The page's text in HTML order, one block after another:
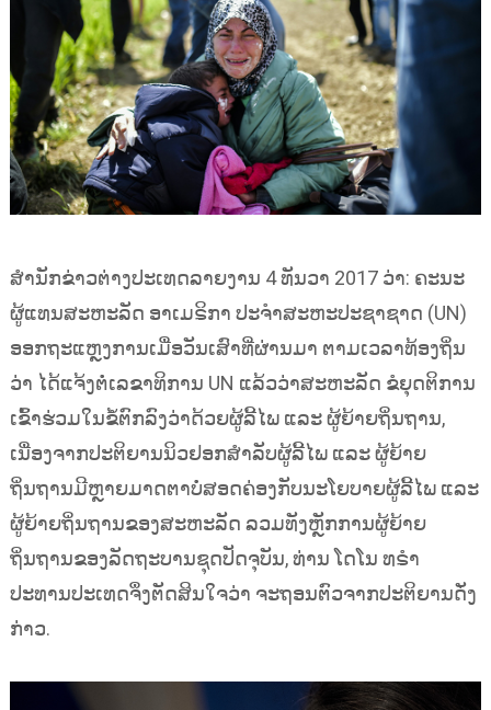
ສຳນັກຂ່າວຕ່າງປະເທດລາຍງານ 4 ທັນວາ 2017 ວ່າ: ຄະນະ
ຜູ້ແທນສະຫະລັດ ອາເມຣິກາ ປະຈຳສະຫະປະຊາຊາດ (UN)
ອອກຖະແຫຼງການເມື່ອວັນເສົາທີ່ຜ່ານມາ ຕາມເວລາທ້ອງຖິ່ນ
ວ່າ ໄດ້ແຈ້ງຕໍ່ເລຂາທິການ UN ແລ້ວວ່າສະຫະລັດ ຂໍຍຸດຕິການ
ເຂົ້າຮ່ວມໃນຂໍ້ຕົກລົງວ່າດ້ວຍຜູ້ລີ້ໄພ ແລະ ຜູ້ຍ້າຍຖິ່ນຖານ,
ເນື່ອງຈາກປະຕິຍານນິວຢອກສຳລັບຜູ້ລີ້ໄພ ແລະ ຜູ້ຍ້າຍ
ຖິ່ນຖານມີຫຼາຍມາດຕາບໍ່ສອດຄ່ອງກັບນະໂຍບາຍຜູ້ລີ້ໄພ ແລະ
ຜູ້ຍ້າຍຖິ່ນຖານຂອງສະຫະລັດ ລວມທັງຫຼັກການຜູ້ຍ້າຍ
ຖິ່ນຖານຂອງລັດຖະບານຊຸດປັດຈຸບັນ, ທ່ານ ໂດໂນ ທຣຳ
ປະທານປະເທດຈຶ່ງຕັດສິນໃຈວ່າ ຈະຖອນຕົວຈາກປະຕິຍານດັ່ງ
ກ່າວ.